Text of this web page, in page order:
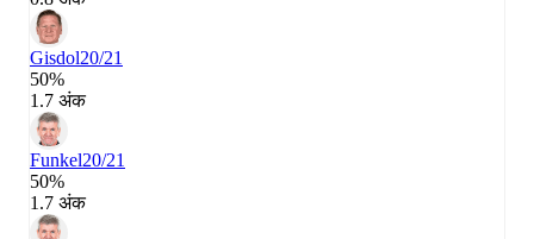
Gisdol20/21
50%
1.7 अंक
Funkel20/21
50%
1.7 अंक